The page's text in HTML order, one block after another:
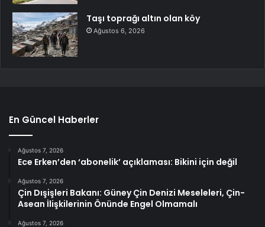
Taşı toprağı altın olan köy
Ağustos 6, 2026
En Güncel Haberler
Ağustos 7, 2026
Ece Erken’den ‘abonelik’ açıklaması: Bikini için değil
Ağustos 7, 2026
Çin Dışişleri Bakanı: Güney Çin Denizi Meseleleri, Çin-
Asean İlişkilerinin Önünde Engel Olmamalı
Ağustos 7, 2026